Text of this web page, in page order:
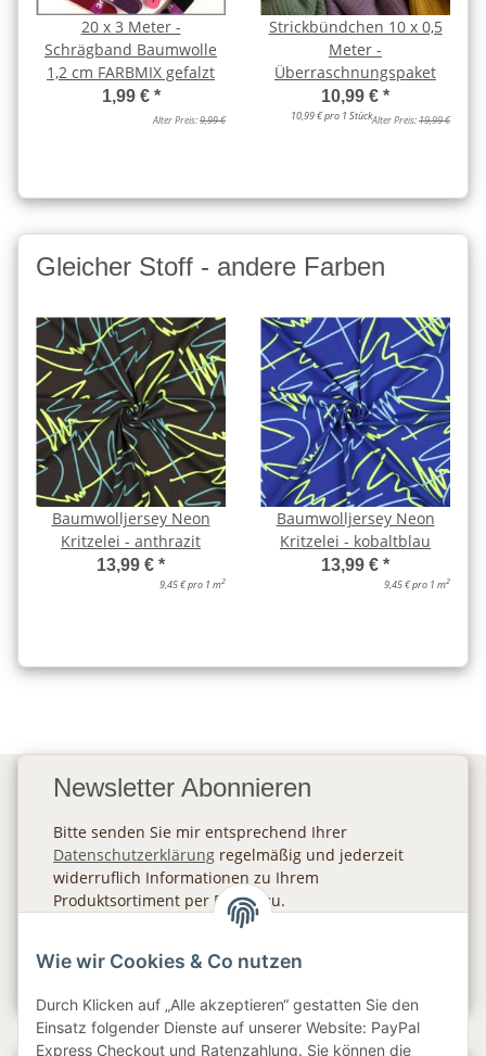
20 x 3 Meter -
Schrägband Baumwolle
1,2 cm FARBMIX gefalzt
1,99 € *
Alter Preis:9,99 €
Strickbündchen 10 x 0,5
Meter -
Überraschnungspaket
10,99 € *
10,99 € pro 1 StückAlter Preis:19,99 €
Gleicher Stoff - andere Farben
Baumwolljersey Neon
Kritzelei - anthrazit
13,99 € *
9,45 € pro 1 m2
Baumwolljersey Neon
Kritzelei - kobaltblau
13,99 € *
9,45 € pro 1 m2
Newsletter Abonnieren
Bitte senden Sie mir entsprechend Ihrer
Datenschutzerklärung regelmäßig und jederzeit
widerruflich Informationen zu Ihrem
Produktsortiment per E-Mail zu.
Wie wir Cookies & Co nutzen
Durch Klicken auf „Alle akzeptieren“ gestatten Sie den
Einsatz folgender Dienste auf unserer Website: PayPal
Express Checkout und Ratenzahlung. Sie können die